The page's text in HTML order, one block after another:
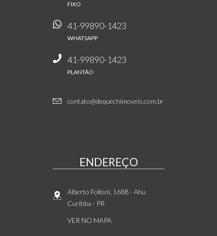
FIXO
41-99890-1423
WHATSAPP
41-99890-1423
PLANTÃO
contato@dequechimoveis.com.br
ENDEREÇO
Alberto Folloni, 1688- Ahu
Curitiba - PR
VER NO MAPA